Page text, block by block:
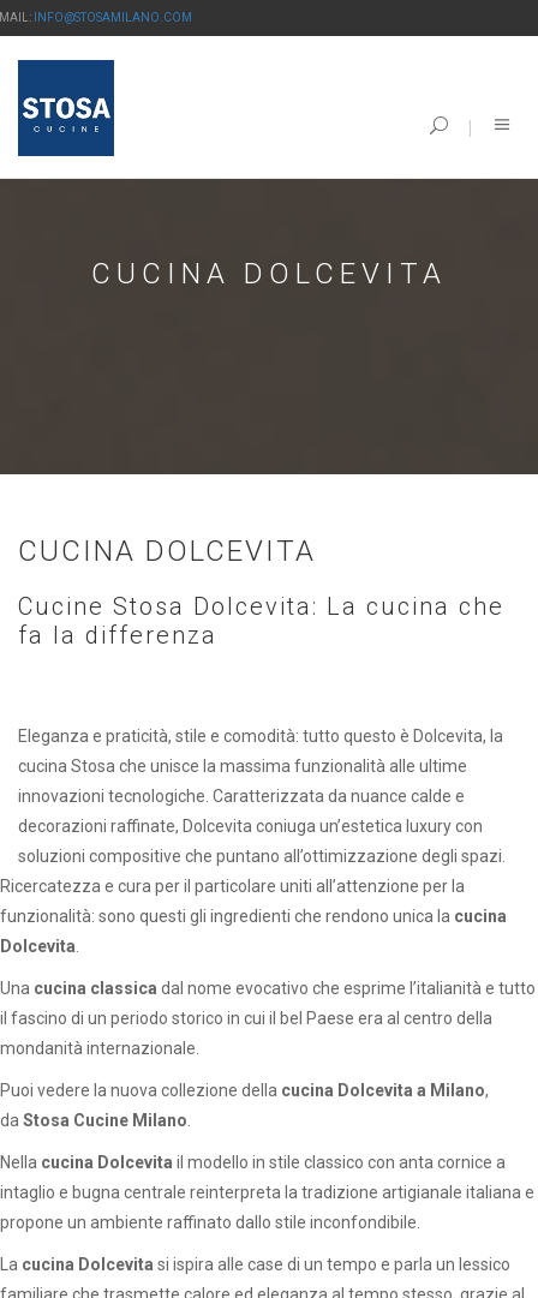
INFO@STOSAMILANO.COM
CUCINA DOLCEVITA
CUCINA DOLCEVITA
Cucine Stosa Dolcevita: La cucina che
fa la differenza
Eleganza e praticità, stile e comodità: tutto questo è Dolcevita, la
cucina Stosa che unisce la massima funzionalità alle ultime
innovazioni tecnologiche. Caratterizzata da nuance calde e
decorazioni raffinate, Dolcevita coniuga un’estetica luxury con
soluzioni compositive che puntano all’ottimizzazione degli spazi.
Ricercatezza e cura per il particolare uniti all’attenzione per la
funzionalità: sono questi gli ingredienti che rendono unica la cucina
Dolcevita
Una cucina classica dal nome evocativo che esprime l’italianità e tutto
il fascino di un periodo storico in cui il bel Paese era al centro della
mondanità internazionale.
Puoi vedere la nuova collezione della cucina Dolcevita a Milano,
da Stosa Cucine Milano
Nella cucina Dolcevita il modello in stile classico con anta cornice a
intaglio e bugna centrale reinterpreta la tradizione artigianale italiana e
propone un ambiente raffinato dallo stile inconfondibile.
La cucina Dolcevita si ispira alle case di un tempo e parla un lessico